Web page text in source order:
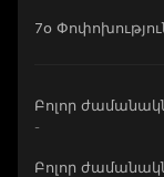
7օ
Բոլոր
-
Բոլոր